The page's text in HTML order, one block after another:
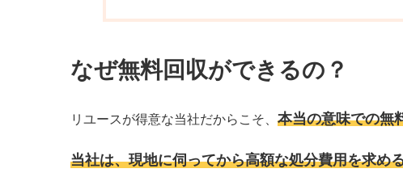
なぜ無料回収ができるの？
リユースが得意な当社だからこそ、 本当の意味での無
当社は、現地に伺ってから高額な処分費用を求め